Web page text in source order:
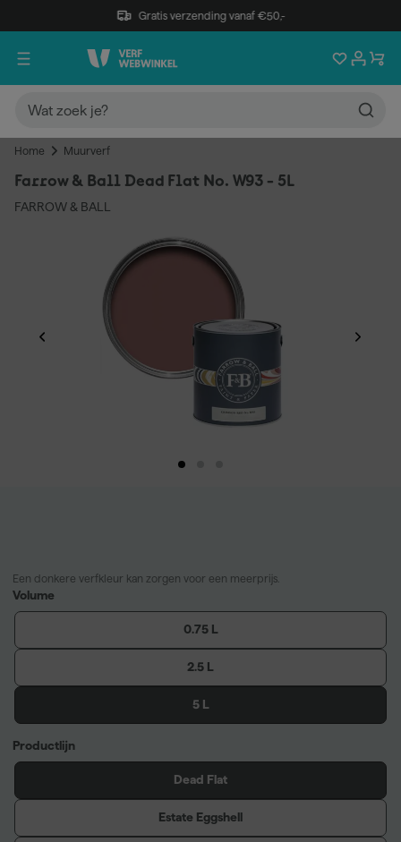
Gratis verzending vanaf €50,-
Home Muurverf
Farrow & Ball Dead Flat No. W93 - 5L
FARROW & BALL
Een donkere verfkleur kan zorgen voor een meerprijs.
Volume
0.75 L
2.5 L
5 L
Productlijn
Dead Flat
Estate Eggshell